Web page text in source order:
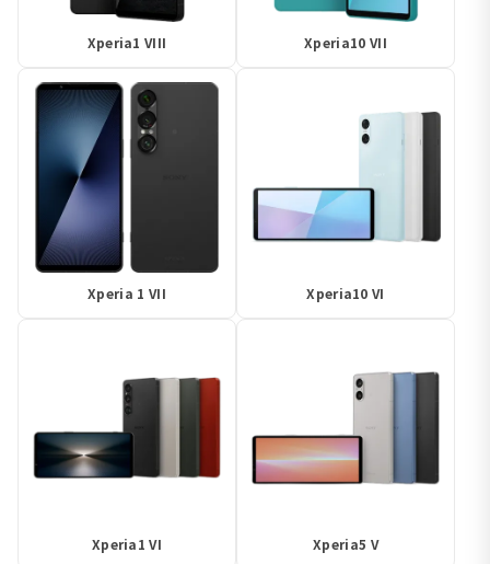
Xperia1 VIII Xperia10 VII
Xperia 1 VII Xperia10 VI
Xperia1 VI Xperia5 V